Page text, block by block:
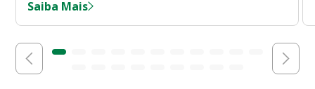
Saiba Mais